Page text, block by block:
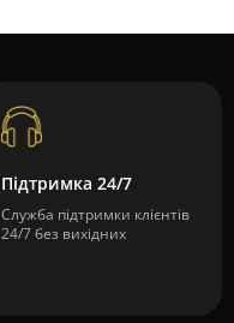
Підтримка 24/7
Служба підтримки клієнтів
24/7 без вихідних